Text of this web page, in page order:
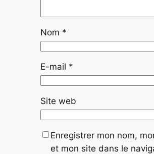
Nom *
E-mail *
Site web
Enregistrer mon nom,
et mon site dans le